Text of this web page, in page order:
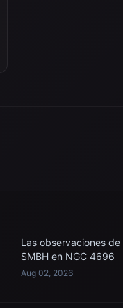
Las observaciones
SMBH en NGC 4696
Aug 02, 2026